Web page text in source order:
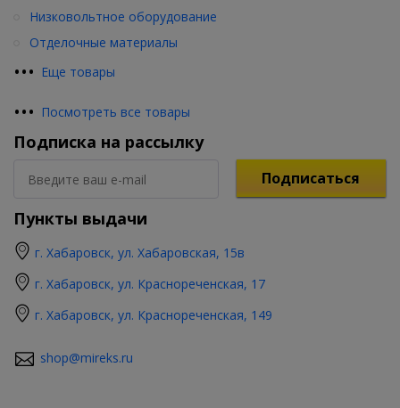
••• Еще товары
Низковольтное оборудование
Отделочные материалы
••• Посмотреть все товары
Подписка на рассылку
Подписаться
Пункты выдачи
г. Хабаровск, ул. Хабаровская, 15в
г. Хабаровск, ул. Краснореченская, 17
г. Хабаровск, ул. Краснореченская, 149
shop@mireks.ru